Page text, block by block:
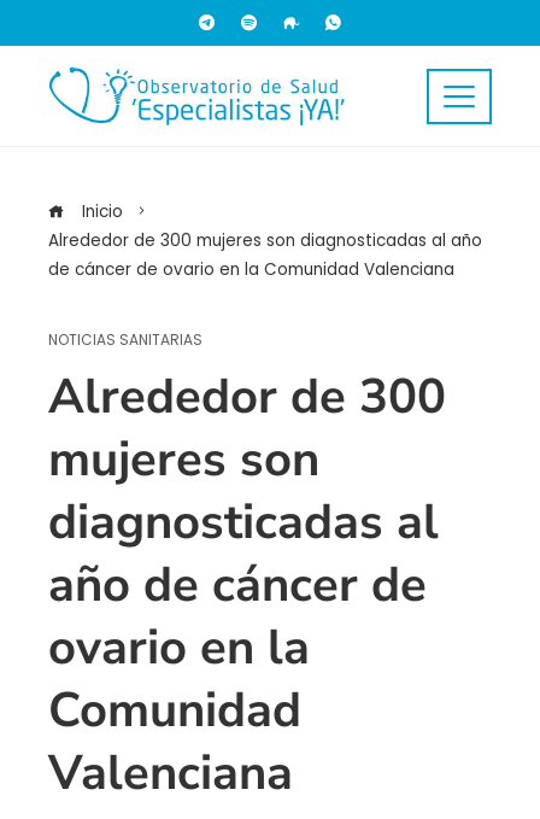
Inicio
Alrededor de 300 mujeres son diagnosticadas al año
de cáncer de ovario en la Comunidad Valenciana
NOTICIAS SANITARIAS
Alrededor de 300
mujeres son
diagnosticadas al
año de cáncer de
ovario en la
Comunidad
Valenciana